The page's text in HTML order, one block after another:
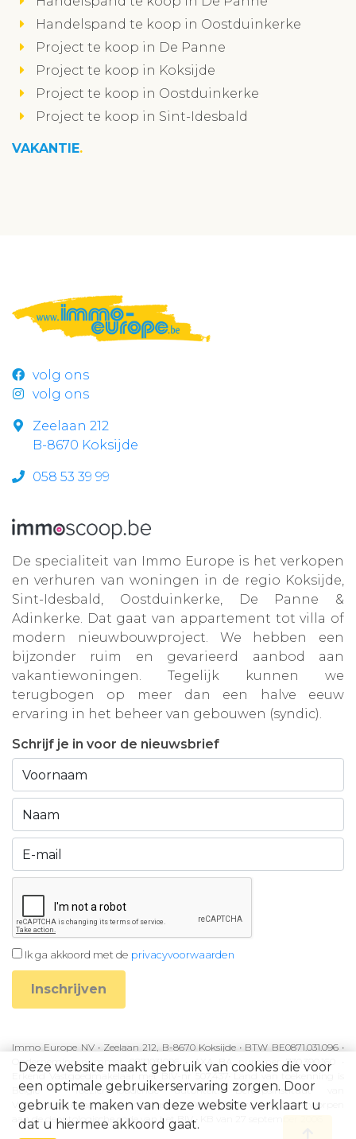
Handelspand te koop in Oostduinkerke
Project te koop in De Panne
Project te koop in Koksijde
Project te koop in Oostduinkerke
Project te koop in Sint-Idesbald
VAKANTIE
volg ons
volg ons
Zeelaan 212
B-8670 Koksijde
058 53 39 99
De specialiteit van Immo Europe is het verkopen
en verhuren van woningen in de regio Koksijde,
Sint-Idesbald, Oostduinkerke, De Panne &
Adinkerke. Dat gaat van appartement tot villa of
modern nieuwbouwproject. We hebben een
bijzonder ruim en gevarieerd aanbod aan
vakantiewoningen. Tegelijk kunnen we
terugbogen op meer dan een halve eeuw
ervaring in het beheer van gebouwen (syndic).
Schrijf je in voor de nieuwsbrief
Ik ga akkoord met de privacyvoorwaarden
Inschrijven
Immo Europe NV • Zeelaan 212, B-8670 Koksijde • BTW BE0871.031.096 •
Ondernemingsnummer 0871031096 • AXA BA nummer 730.390.160 •
Erkend Vastgoedmakelaar met BIV-nr 507.437• Land van toekenning is
België • Toezichthoudende autoriteit: Beroepsinstituut van
Vastgoedmakelaars, Luxemburgstraat 16B, 1000 Brussel • Onderworpen
aan de deontologische code van het BIV • KB van 27 september 2006
Deze website maakt gebruik van cookies die voor
een optimale gebruikerservaring zorgen. Door
gebruik te maken van deze website verklaart u
dat u hiermee akkoord gaat.